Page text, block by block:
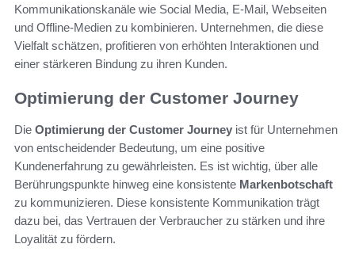
Kommunikationskanäle wie Social Media, E-Mail, Webseiten
und Offline-Medien zu kombinieren. Unternehmen, die diese
Vielfalt schätzen, profitieren von erhöhten Interaktionen und
einer stärkeren Bindung zu ihren Kunden.
Optimierung der Customer Journey
Die Optimierung der Customer Journey ist für Unternehmen
von entscheidender Bedeutung, um eine positive
Kundenerfahrung zu gewährleisten. Es ist wichtig, über alle
Berührungspunkte hinweg eine konsistente Markenbotschaft
zu kommunizieren. Diese konsistente Kommunikation trägt
dazu bei, das Vertrauen der Verbraucher zu stärken und ihre
Loyalität zu fördern.